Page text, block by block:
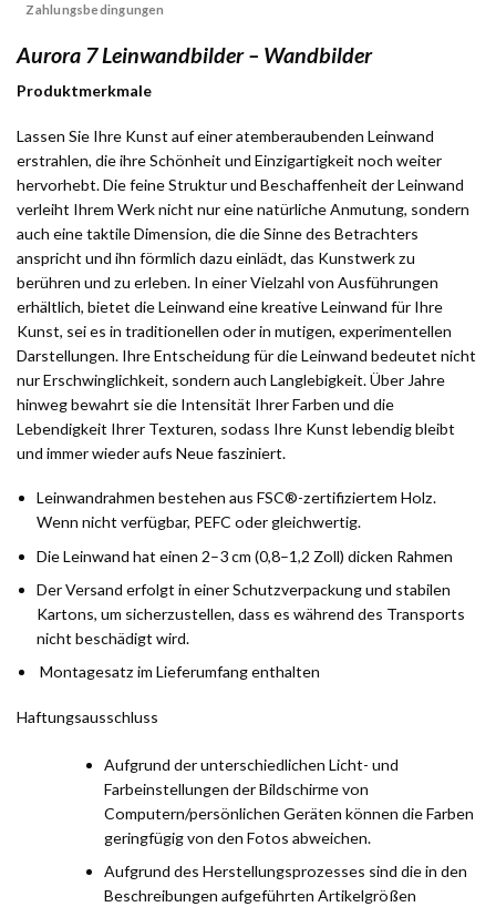
Zahlungsbedingungen
Aurora 7 Leinwandbilder – Wandbilder
Produktmerkmale
Lassen Sie Ihre Kunst auf einer atemberaubenden Leinwand
erstrahlen, die ihre Schönheit und Einzigartigkeit noch weiter
hervorhebt. Die feine Struktur und Beschaffenheit der Leinwand
verleiht Ihrem Werk nicht nur eine natürliche Anmutung, sondern
auch eine taktile Dimension, die die Sinne des Betrachters
anspricht und ihn förmlich dazu einlädt, das Kunstwerk zu
berühren und zu erleben. In einer Vielzahl von Ausführungen
erhältlich, bietet die Leinwand eine kreative Leinwand für Ihre
Kunst, sei es in traditionellen oder in mutigen, experimentellen
Darstellungen. Ihre Entscheidung für die Leinwand bedeutet nicht
nur Erschwinglichkeit, sondern auch Langlebigkeit. Über Jahre
hinweg bewahrt sie die Intensität Ihrer Farben und die
Lebendigkeit Ihrer Texturen, sodass Ihre Kunst lebendig bleibt
und immer wieder aufs Neue fasziniert.
Leinwandrahmen bestehen aus FSC®-zertifiziertem Holz.
Wenn nicht verfügbar, PEFC oder gleichwertig.
Die Leinwand hat einen 2–3 cm (0,8–1,2 Zoll) dicken Rahmen
Der Versand erfolgt in einer Schutzverpackung und stabilen
Kartons, um sicherzustellen, dass es während des Transports
nicht beschädigt wird.
Montagesatz im Lieferumfang enthalten
Haftungsausschluss
Aufgrund der unterschiedlichen Licht- und
Farbeinstellungen der Bildschirme von
Computern/persönlichen Geräten können die Farben
geringfügig von den Fotos abweichen.
Aufgrund des Herstellungsprozesses sind die in den
Beschreibungen aufgeführten Artikelgrößen